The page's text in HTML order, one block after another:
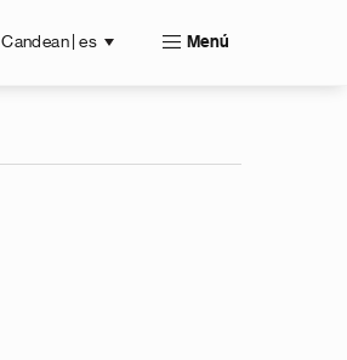
Candean | es Menú